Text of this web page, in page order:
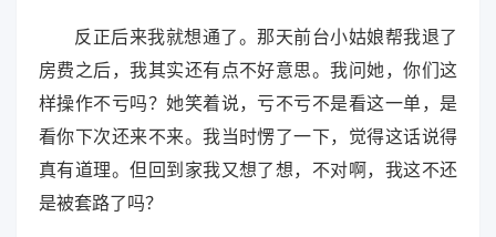
反正后来我就想通了。那天前台小姑娘帮我退了
房费之后，我其实还有点不好意思。我问她，你们这
样操作不亏吗？她笑着说，亏不亏不是看这一单，是
看你下次还来不来。我当时愣了一下，觉得这话说得
真有道理。但回到家我又想了想，不对啊，我这不还
是被套路了吗？